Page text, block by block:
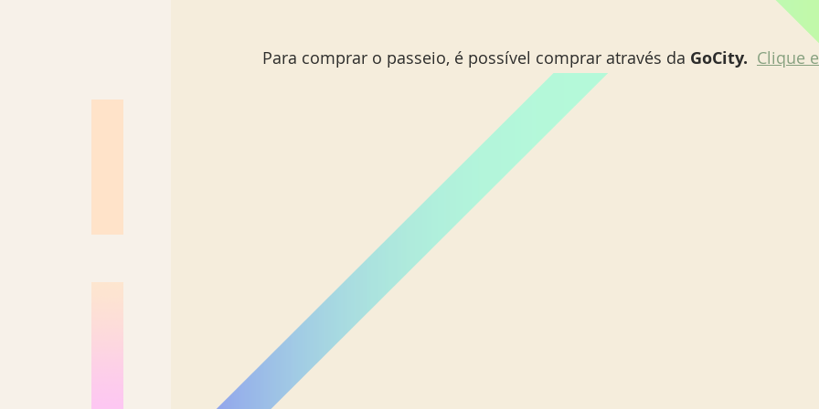
Para comprar o passeio, é possível comprar através da GoCity. Clique